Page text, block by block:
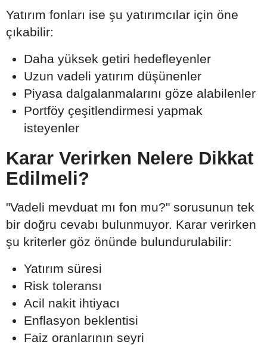
Yatırım fonları ise şu yatırımcılar için öne
çıkabilir:
Daha yüksek getiri hedefleyenler
Uzun vadeli yatırım düşünenler
Piyasa dalgalanmalarını göze alabilenler
Portföy çeşitlendirmesi yapmak
isteyenler
Karar Verirken Nelere Dikkat
Edilmeli?
"Vadeli mevduat mı fon mu?" sorusunun tek
bir doğru cevabı bulunmuyor. Karar verirken
şu kriterler göz önünde bulundurulabilir:
Yatırım süresi
Risk toleransı
Acil nakit ihtiyacı
Enflasyon beklentisi
Faiz oranlarının seyri